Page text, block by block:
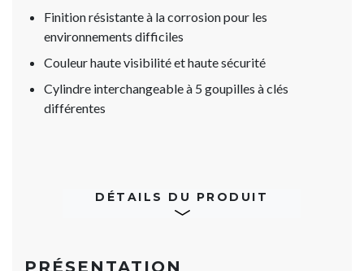
Finition résistante à la corrosion pour les
environnements difficiles
Couleur haute visibilité et haute sécurité
Cylindre interchangeable à 5 goupilles à clés
différentes
DÉTAILS DU PRODUIT
PRÉSENTATION